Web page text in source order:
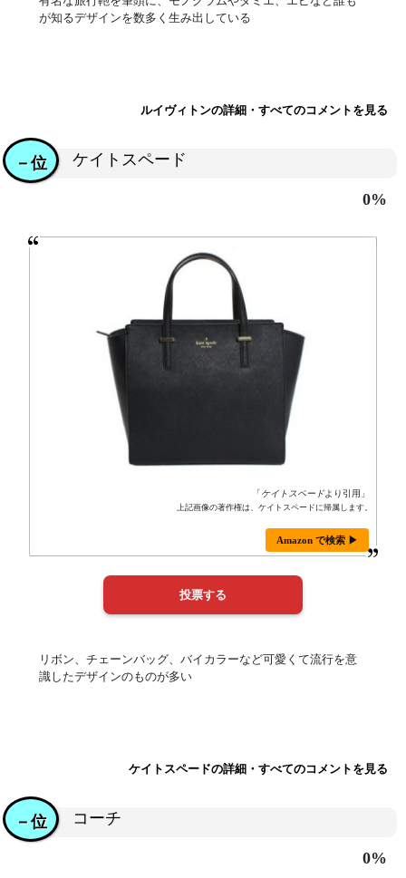
が知るデザインを数多く生み出している
ルイヴィトンの詳細・すべてのコメントを見る
ケイトスペード
－位
0%
「ケイトスペードより引用」
上記画像の著作権は、ケイトスペードに帰属します。
Amazon で検索 ▶
リボン、チェーンバッグ、バイカラーなど可愛くて流行を意
識したデザインのものが多い
ケイトスペードの詳細・すべてのコメントを見る
コーチ
－位
0%